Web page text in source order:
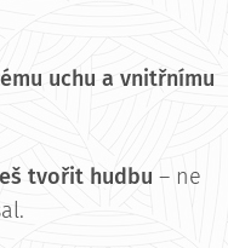
uchu a vnitřnímu
tvořit hudbu – ne